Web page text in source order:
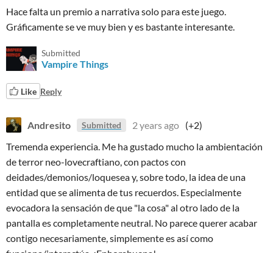
Hace falta un premio a narrativa solo para este juego.
Gráficamente se ve muy bien y es bastante interesante.
Submitted
Vampire Things
Like Reply
Andresito Submitted 2 years ago (+2)
Tremenda experiencia. Me ha gustado mucho la ambientación
de terror neo-lovecraftiano, con pactos con
deidades/demonios/loquesea y, sobre todo, la idea de una
entidad que se alimenta de tus recuerdos. Especialmente
evocadora la sensación de que "la cosa" al otro lado de la
pantalla es completamente neutral. No parece querer acabar
contigo necesariamente, simplemente es así como